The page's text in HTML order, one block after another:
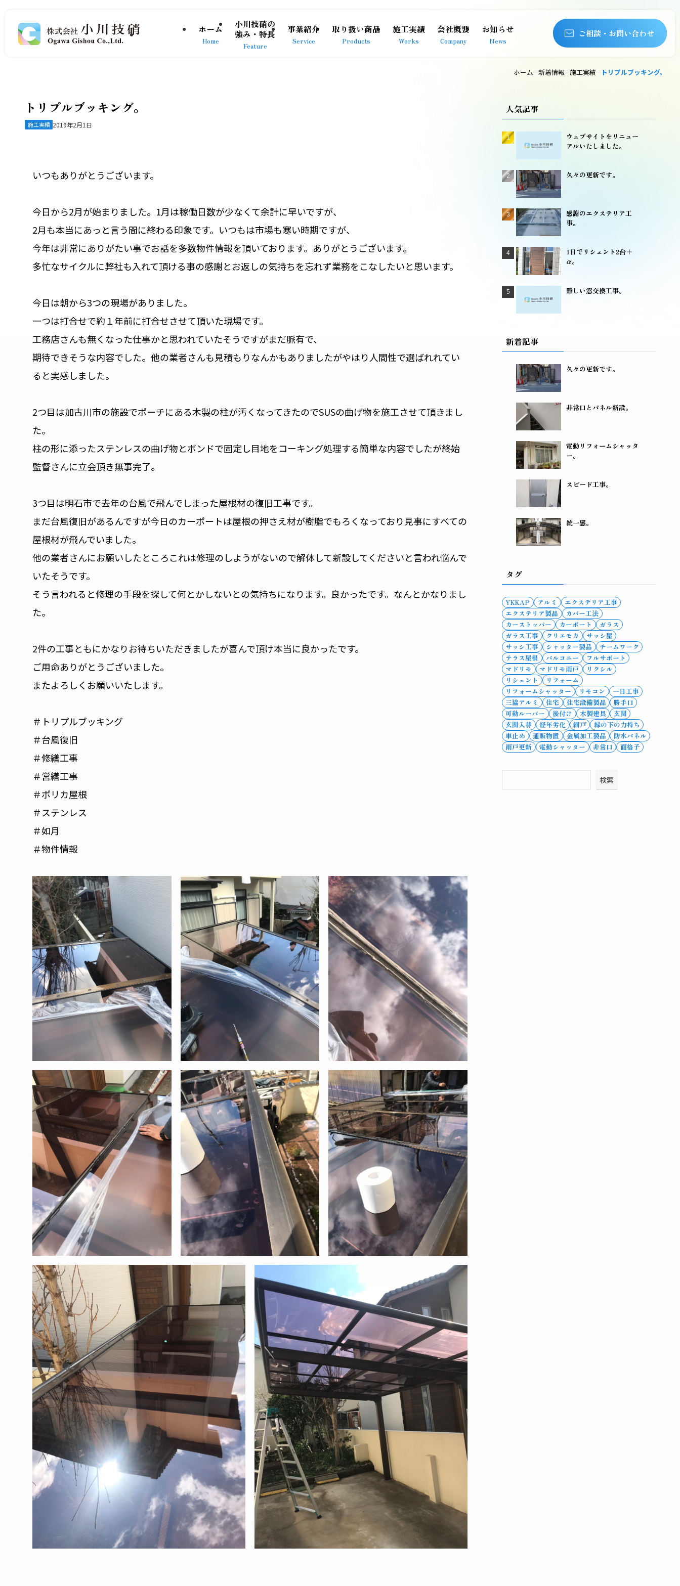
ご相談・お問い合わせ
ホーム
Home
小川技硝の
強み・特長
Feature
事業紹介
Service
取り扱い商品
Products
施工実績
Works
会社概要
Company
お知らせ
News
ホーム 新着情報 施工実績 トリプルブッキング。
トリプルブッキング。
施工実績 2019年2月1日
いつもありがとうございます。
今日から2月が始まりました。1月は稼働日数が少なくて余計に早いですが、
2月も本当にあっと言う間に終わる印象です。いつもは市場も寒い時期ですが、
今年は非常にありがたい事でお話を多数物件情報を頂いております。ありがとうございます。
多忙なサイクルに弊社も入れて頂ける事の感謝とお返しの気持ちを忘れず業務をこなしたいと思います。
今日は朝から3つの現場がありました。
一つは打合せで約１年前に打合せさせて頂いた現場です。
工務店さんも無くなった仕事かと思われていたそうですがまだ脈有で、
期待できそうな内容でした。他の業者さんも見積もりなんかもありましたがやはり人間性で選ばれれてい
ると実感しました。
2つ目は加古川市の施設でポーチにある木製の柱が汚くなってきたのでSUSの曲げ物を施工させて頂きまし
た。
柱の形に添ったステンレスの曲げ物とボンドで固定し目地をコーキング処理する簡単な内容でしたが終始
監督さんに立会頂き無事完了。
3つ目は明石市で去年の台風で飛んでしまった屋根材の復旧工事です。
まだ台風復旧があるんですが今日のカーポートは屋根の押さえ材が樹脂でもろくなっており見事にすべての
屋根材が飛んでいました。
他の業者さんにお願いしたところこれは修理のしようがないので解体して新設してくださいと言われ悩んで
いたそうです。
そう言われると修理の手段を探して何とかしないとの気持ちになります。良かったです。なんとかなりまし
た。
2件の工事ともにかなりお待ちいただきましたが喜んで頂け本当に良かったです。
ご用命ありがとうございました。
またよろしくお願いいたします。
＃トリプルブッキング
＃台風復旧
＃修繕工事
＃営繕工事
＃ポリカ屋根
＃ステンレス
＃如月
＃物件情報
人気記事
ウェブサイトをリニュー
アルいたしました。
久々の更新です。
感謝のエクステリア工
事。
1日でリシェント2台＋
α。
難しい窓交換工事。
新着記事
久々の更新です。
非常口とパネル新設。
電動リフォームシャッタ
ー。
スピード工事。
統一感。
タグ
YKKAP アルミ
エクステリア工事
エクステリア製品
カバー工法
カーストッパー
カーポート
ガラス
ガラス工事
クリエモカ
サッシ屋
サッシ工事
シャッター製品
チームワーク
テラス屋根
バルコニー
フルサポート
マドリモ
マドリモ雨戸
リクシル
リシェント
リフォーム
リフォームシャッター
リモコン
一日工事
三協アルミ
住宅 住宅設備製品
勝手口
可動ルーバー
後付け 木製建具
玄関
玄関入替
経年劣化 網戸
縁の下の力持ち
車止め
通販物置 金属加工製品
防水パネル
雨戸更新
電動シャッター 非常口 面格子
検索